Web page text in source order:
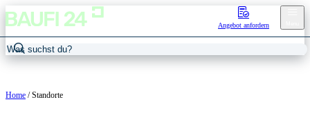
Angebot anfordern
Home /Standorte